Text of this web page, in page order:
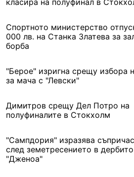
класира на полуфинал в
Спортното министерство
000 лв. на Станка Златева за
борба
"Берое" изригна срещу избора
за мача с "Левски"
Димитров срещу Дел Потро на
полуфиналите в Стокхолм
"Сампдория" изразява
след земетресението в
"Дженоа"